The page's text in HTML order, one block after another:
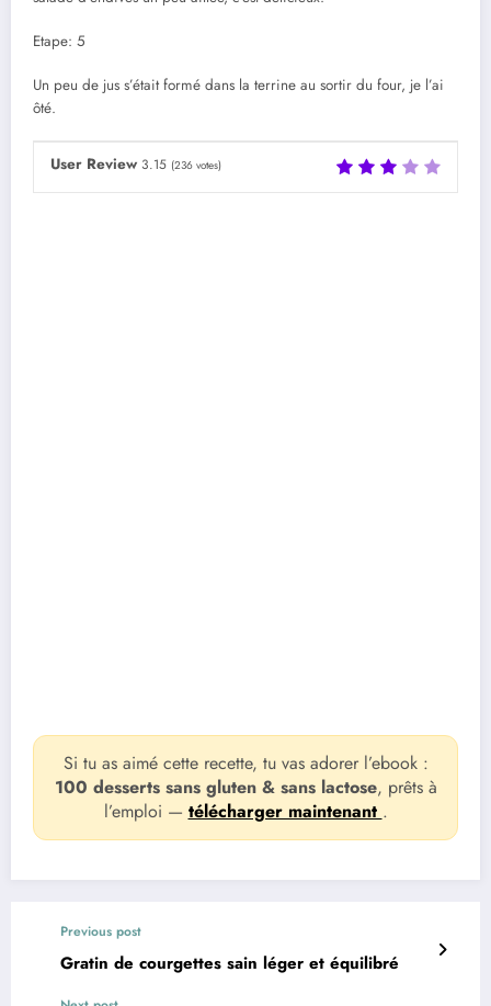
Etape: 5
Un peu de jus s’était formé dans la terrine au sortir du four, je l’ai
ôté.
User Review 3.15 (236 votes)
Si tu as aimé cette recette, tu vas adorer l’ebook :
100 desserts sans gluten & sans lactose, prêts à
l’emploi — télécharger maintenant .
Previous post
Gratin de courgettes sain léger et équilibré